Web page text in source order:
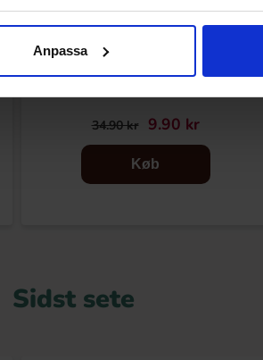
Anpassa
Dots Lumps of Coal 170g
34.90 kr 9.90 kr
Køb
Sidst sete